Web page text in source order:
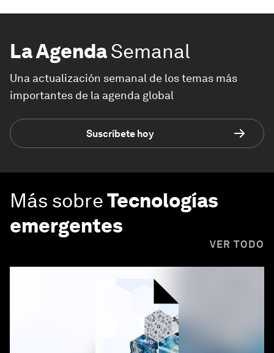
La AgendaSemanal
Una actualización semanal de los temas más
importantes de la agenda global
Suscríbete hoy
Más sobreTecnologías
emergentes
VER TODO